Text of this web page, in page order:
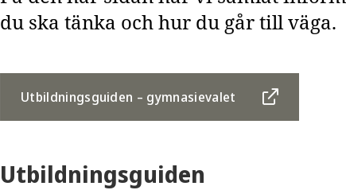
du ska tänka och hur du går till väga.
Utbildningsguiden – gymnasievalet
Utbildningsguiden